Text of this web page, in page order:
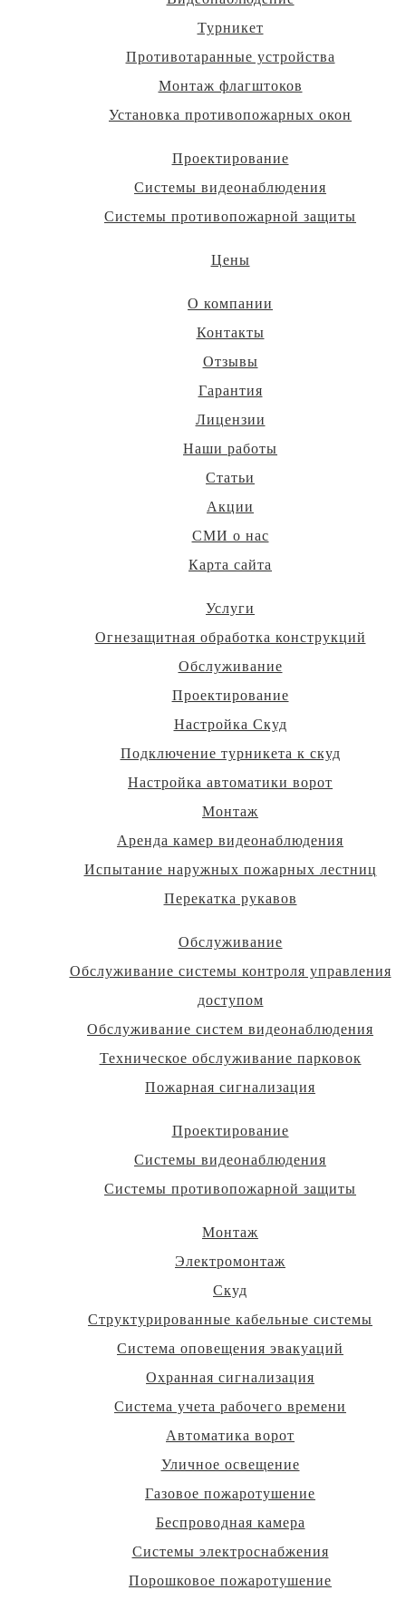
Турникет
Противотаранные устройства
Монтаж флагштоков
Установка противопожарных окон
Проектирование
Системы видеонаблюдения
Системы противопожарной защиты
Цены
О компании
Контакты
Отзывы
Гарантия
Лицензии
Наши работы
Статьи
Акции
СМИ о нас
Карта сайта
Услуги
Огнезащитная обработка конструкций
Обслуживание
Проектирование
Настройка Скуд
Подключение турникета к скуд
Настройка автоматики ворот
Монтаж
Аренда камер видеонаблюдения
Испытание наружных пожарных лестниц
Перекатка рукавов
Обслуживание
Обслуживание системы контроля управления
доступом
Обслуживание систем видеонаблюдения
Техническое обслуживание парковок
Пожарная сигнализация
Проектирование
Системы видеонаблюдения
Системы противопожарной защиты
Монтаж
Электромонтаж
Скуд
Структурированные кабельные системы
Система оповещения эвакуаций
Охранная сигнализация
Система учета рабочего времени
Автоматика ворот
Уличное освещение
Газовое пожаротушение
Беспроводная камера
Системы электроснабжения
Порошковое пожаротушение